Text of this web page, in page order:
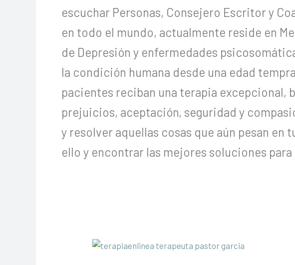
escuchar Personas, Consejero Escritor y
en todo el mundo, actualmente reside en
de Depresión y enfermedades
la condición humana desde una edad
pacientes reciban una terapia
prejuicios, aceptación, seguridad y
y resolver aquellas cosas que aún pesan
ello y encontrar las mejores soluciones